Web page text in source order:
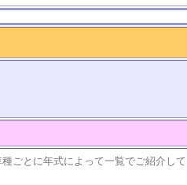
ごとに年式によって一覧でご紹介して